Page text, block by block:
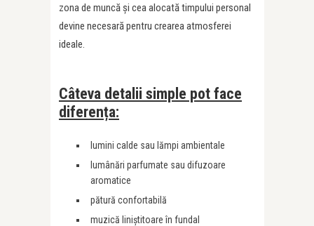
zona de muncă și cea alocată timpului personal
devine necesară pentru crearea atmosferei
ideale.
Câteva detalii simple pot face
diferența:
lumini calde sau lămpi ambientale
lumânări parfumate sau difuzoare
aromatice
pătură confortabilă
muzică liniștitoare în fundal